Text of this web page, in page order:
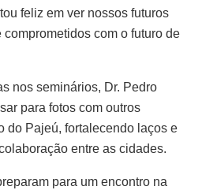
feliz em ver nossos futuros
com o futuro de
nos seminários, Dr. Pedro
para fotos com outros
do Pajeú, fortalecendo laços e
entre as cidades.
para um encontro na